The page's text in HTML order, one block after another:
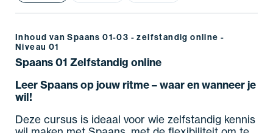
Inhoud van Spaans 01-03 - zelfstandig online -
Niveau 01
Spaans 01 Zelfstandig online
Leer Spaans op jouw ritme – waar en wanneer je
wil!
Deze cursus is ideaal voor wie zelfstandig kennis